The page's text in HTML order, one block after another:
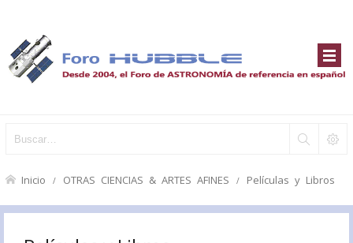
Inicio OTRAS CIENCIAS & ARTES AFINES Películas y Libros